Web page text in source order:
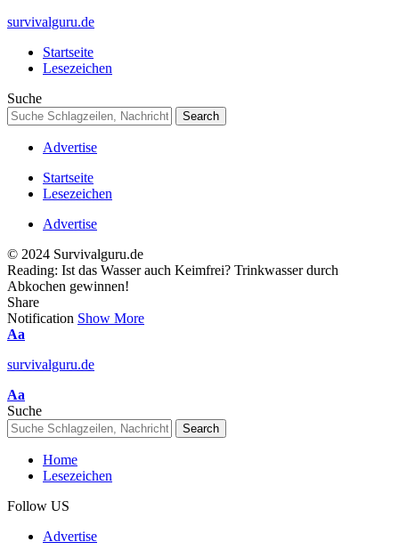
survivalguru.de
Startseite
Lesezeichen
Suche
Advertise
Startseite
Lesezeichen
Advertise
© 2024 Survivalguru.de
Reading: Ist das Wasser auch Keimfrei? Trinkwasser durch
Abkochen gewinnen!
Share
Notification Show More
Font
Aa
survivalguru.de
Font
Resizer
Aa
Suche
Home
Lesezeichen
Follow US
Advertise